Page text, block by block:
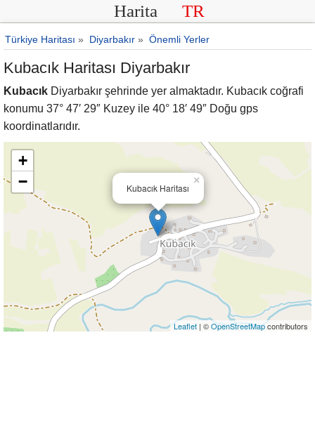
Harita TR
Türkiye Haritası » Diyarbakır » Önemli Yerler
Kubacık Haritası Diyarbakır
Kubacık Diyarbakır şehrinde yer almaktadır. Kubacık coğrafi
konumu 37° 47′ 29″ Kuzey ile 40° 18′ 49″ Doğu gps
koordinatlarıdır.
Kubacık Haritası
×
+
−
Leaflet | ©OpenStreetMapcontributors